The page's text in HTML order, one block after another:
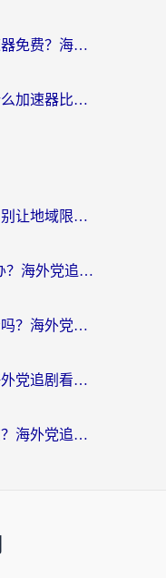
国外玩流放之路用什么加速器免费？海外党亲测有效的国服游戏加速指南
国外玩国服浮生为卿歌用什么加速器比较好？海外党亲测不踩坑指南
在海外听音乐用什么软件？别让地域限制断了你的华语歌单
芒果TV海外地区限制怎么办？海外党追剧看片的实用加速器选择指南
腾讯缓存的视频在国外能看吗？海外党追剧看片的终极解决方案
国外看不了咪咕直播吗？海外党追剧看片的加速器选择指南
国外能看中央电视台吗现在？海外党追剧看央视的实用指南